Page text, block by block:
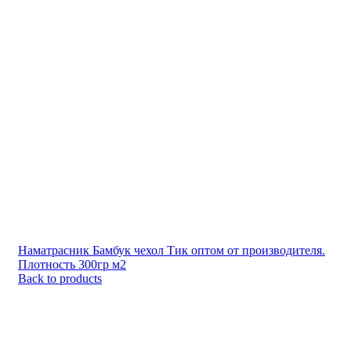
Наматрасник Бамбук чехол Тик оптом от производителя.
Плотность 300гр м2
Back to products